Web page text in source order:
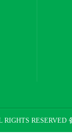
RESERVED